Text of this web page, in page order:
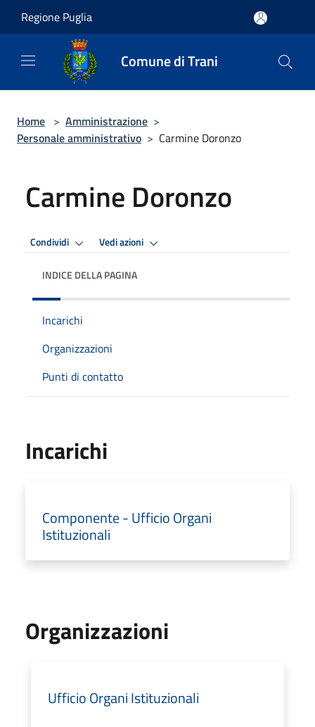
Regione Puglia
Comune di Trani
Home > Amministrazione >
Personale amministrativo > Carmine Doronzo
Carmine Doronzo
Condividi Vedi azioni
INDICE DELLA PAGINA
Incarichi
Organizzazioni
Punti di contatto
Incarichi
Componente - Ufficio Organi
Istituzionali
Organizzazioni
Ufficio Organi Istituzionali